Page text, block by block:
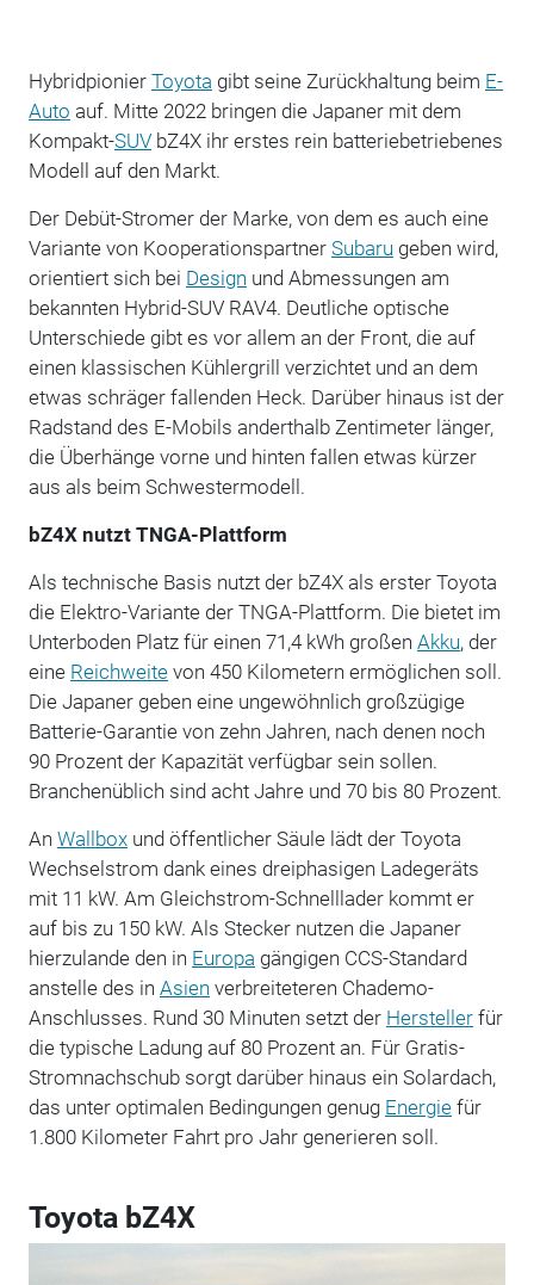
Hybridpionier Toyota gibt seine Zurückhaltung beim E-
Auto auf. Mitte 2022 bringen die Japaner mit dem
Kompakt-SUVbZ4X ihr erstes rein batteriebetriebenes
Modell auf den Markt.
Der Debüt-Stromer der Marke, von dem es auch eine
Variante von Kooperationspartner Subaru geben wird,
orientiert sich bei Design und Abmessungen am
bekannten Hybrid-SUV RAV4. Deutliche optische
Unterschiede gibt es vor allem an der Front, die auf
einen klassischen Kühlergrill verzichtet und an dem
etwas schräger fallenden Heck. Darüber hinaus ist der
Radstand des E-Mobils anderthalb Zentimeter länger,
die Überhänge vorne und hinten fallen etwas kürzer
aus als beim Schwestermodell.
bZ4X nutzt TNGA-Plattform
Als technische Basis nutzt der bZ4X als erster Toyota
die Elektro-Variante der TNGA-Plattform. Die bietet im
Unterboden Platz für einen 71,4 kWh großen Akku, der
eine Reichweitevon 450 Kilometern ermöglichen soll.
Die Japaner geben eine ungewöhnlich großzügige
Batterie-Garantie von zehn Jahren, nach denen noch
90 Prozent der Kapazität verfügbar sein sollen.
Branchenüblich sind acht Jahre und 70 bis 80 Prozent.
An Wallboxund öffentlicher Säule lädt der Toyota
Wechselstrom dank eines dreiphasigen Ladegeräts
mit 11 kW. Am Gleichstrom-Schnelllader kommt er
auf bis zu 150 kW. Als Stecker nutzen die Japaner
hierzulande den in Europa gängigen CCS-Standard
anstelle des in Asien verbreiteteren Chademo-
Anschlusses. Rund 30 Minuten setzt der Herstellerfür
die typische Ladung auf 80 Prozent an. Für Gratis-
Stromnachschub sorgt darüber hinaus ein Solardach,
das unter optimalen Bedingungen genug Energiefür
1.800 Kilometer Fahrt pro Jahr generieren soll.
Toyota bZ4X